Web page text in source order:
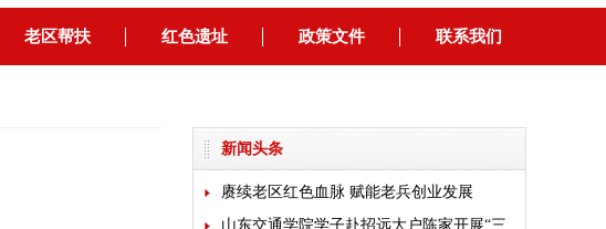
老区帮扶 红色遗址 政策文件 联系我们
新闻头条
赓续老区红色血脉 赋能老兵创业发展
山东交通学院学子赴招远大户陈家开展“三